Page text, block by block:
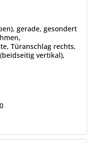
gerade, gesondert
Türanschlag rechts,
vertikal),
Abtauung